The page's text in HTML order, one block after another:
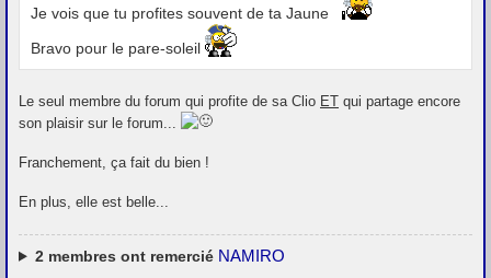
e
Je vois que tu profites souvent de ta Jaune
Bravo pour le pare-soleil
Le seul membre du forum qui profite de sa Clio ET qui partage encore
son plaisir sur le forum...
Franchement, ça fait du bien !
En plus, elle est belle...
2membres ont remercié NAMIRO